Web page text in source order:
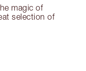
magic of
selection of